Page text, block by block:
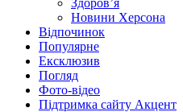
Здоров’я
Новини Херсона
Відпочинок
Популярне
Ексклюзив
Погляд
Фото-відео
Підтримка сайту Акцент